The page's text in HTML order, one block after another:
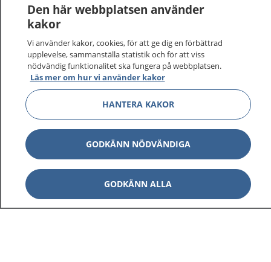
1177 på flera språk
Om 1177 Visa
Kontakt Visa
Behandling av personuppgifter
Den här webbplatsen använder
kakor
Vi använder kakor, cookies, för att ge dig en förbättrad
upplevelse, sammanställa statistik och för att viss
nödvändig funktionalitet ska fungera på webbplatsen.
Läs mer om hur vi använder kakor
HANTERA KAKOR
GODKÄNN NÖDVÄNDIGA
GODKÄNN ALLA